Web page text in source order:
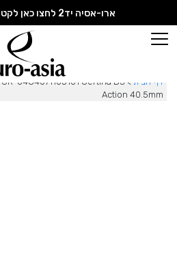
ארו-אסיה יד2 לחצו כאן לקטלוג Pre-Owned
דף הבית >
CR-0484071105101 Certina DS
Action 40.5mm